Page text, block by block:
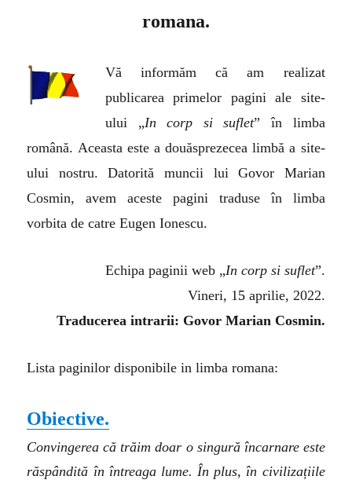
romana.
Vă informăm că am realizat
publicarea primelor pagini ale site-
ului „In corp si suflet” în limba
română. Aceasta este a douăsprezecea limbă a site-
ului nostru. Datorită muncii lui Govor Marian
Cosmin, avem aceste pagini traduse în limba
vorbita de catre Eugen Ionescu.
Echipa paginii web „In corp si suflet”.
Vineri, 15aprilie, 2022.
Traducerea intrarii: Govor Marian Cosmin.
Lista paginilor disponibile in limba romana:
Obiective.
Convingerea că trăim doar o singură încarnare este
răspândită în întreaga lume. În plus, în civilizațiile